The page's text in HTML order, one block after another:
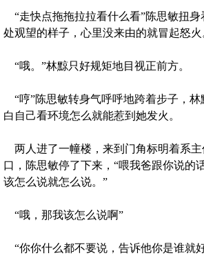
“走快点拖拖拉拉看什么看”陈思敏扭身
处观望的样子，心里没来由的就冒起怒火
“哦。”林黥只好规矩地目视正前方。
“哼”陈思敏转身气呼呼地跨着步子，林
白自己看环境怎么就能惹到她发火。
两人进了一幢楼，来到门角标明着系主
口，陈思敏停了下来，“喂我爸跟你说的
该怎么说就怎么说。”
“哦，那我该怎么说啊”
“你你什么都不要说，告诉他你是谁就